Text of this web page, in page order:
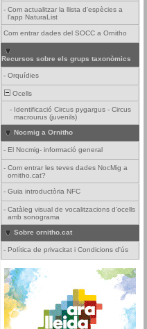
- Com actualitzar la llista d'espècies a
l'app NaturaList
Com entrar dades del SOCC a Ornitho
Recursos sobre els grups taxonòmics
- Orquídies
Ocells
- Identificació Circus pygargus - Circus
macrourus (juvenils)
Nocmig a Ornitho
- El Nocmig- informació general
- Com entrar les teves dades NocMig a
ornitho.cat?
- Guia introductòria NFC
- Catàleg visual de vocalitzacions d'ocells
amb sonograma
Sobre ornitho.cat
- Política de privacitat i Condicions d'ús